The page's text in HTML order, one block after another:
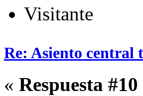
Visitante
Re: Asiento central
« Respuesta #10